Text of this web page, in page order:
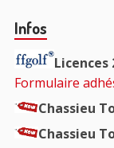
Barre
principale
Infos
Licences
Formulaire
Chassieu
Chassieu